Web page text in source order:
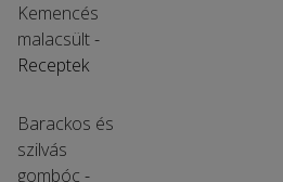
Kemencés
malacsült-
Receptek
Barackos és
szilvás
gombóc -